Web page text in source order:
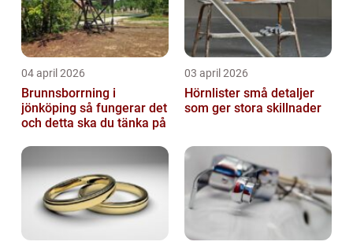
04 april 2026
Brunnsborrning i
jönköping så fungerar det
och detta ska du tänka på
03 april 2026
Hörnlister små detaljer
som ger stora skillnader